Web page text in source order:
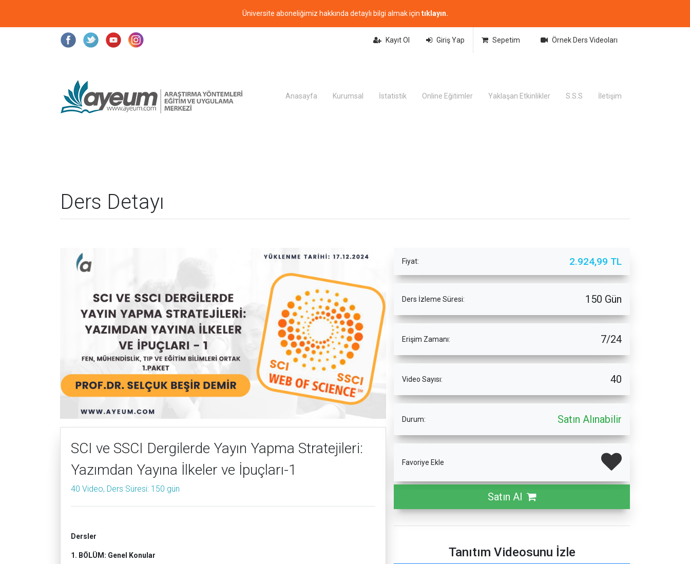
Üniversite aboneliğimiz hakkında detaylı bilgi almak için tıklayın.
Kayıt Ol Giriş Yap Sepetim Örnek Ders Videoları
Anasayfa Kurumsal İstatistik Online Eğitimler Yaklaşan Etkinlikler S.S.S İletişim
Ders Detayı
SCI ve SSCI Dergilerde Yayın Yapma Stratejileri:
Yazımdan Yayına İlkeler ve İpuçları-1
40 Video, Ders Süresi: 150 gün
Dersler
1. BÖLÜM: Genel Konular
Fiyat: 2.924,99 TL
Ders İzleme Süresi: 150 Gün
Erişim Zamanı: 7/24
Video Sayısı: 40
Durum: Satın Alınabilir
Favoriye Ekle
Satın Al
Tanıtım Videosunu İzle